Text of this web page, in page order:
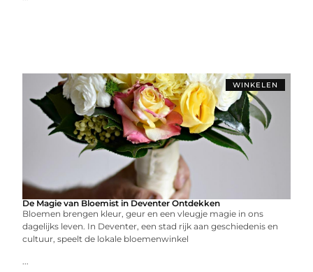
WINKELEN
De Magie van Bloemist in Deventer Ontdekken
Bloemen brengen kleur, geur en een vleugje magie in ons
dagelijks leven. In Deventer, een stad rijk aan geschiedenis en
cultuur, speelt de lokale bloemenwinkel
...